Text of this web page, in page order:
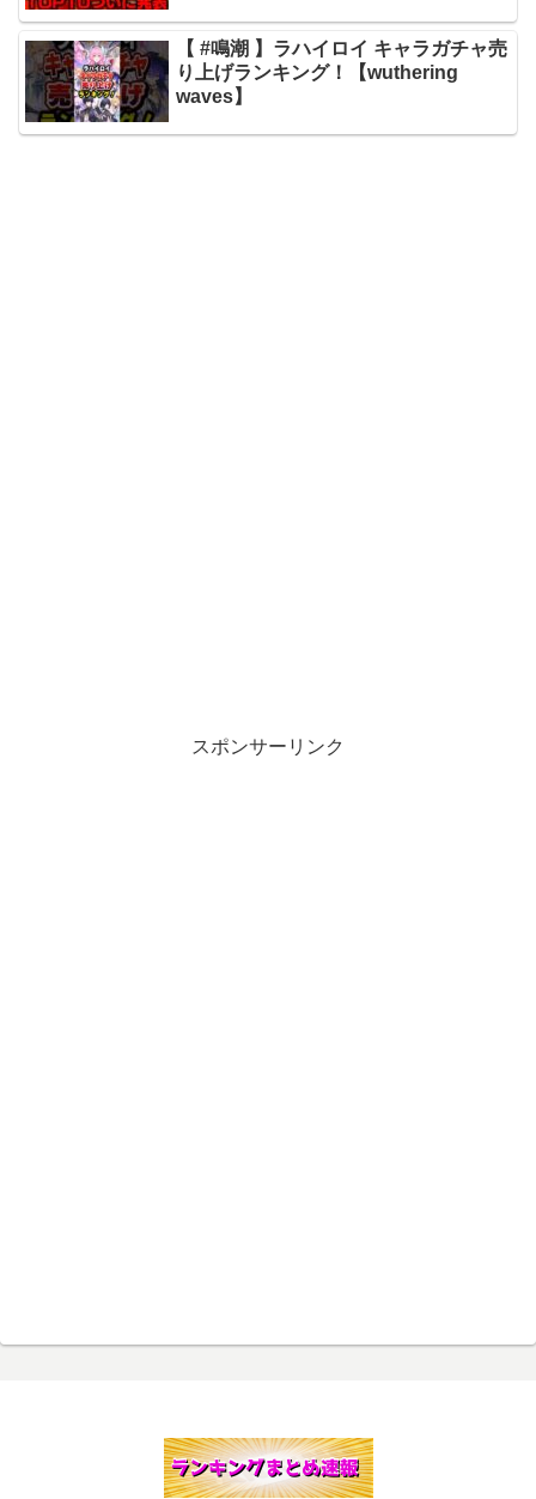
【 #鳴潮 】ラハイロイ キャラガチャ売
り上げランキング！【wuthering
waves】
スポンサーリンク